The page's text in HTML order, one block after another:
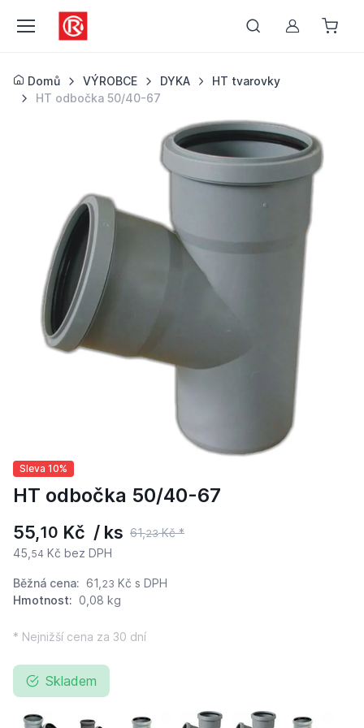
Můj účet
Domů VÝROBCE DYKA
HT tvarovky
HT odbočka 50/40-67
Sleva 10%
HT odbočka 50/40-67
55,10 Kč / ks 61,23Kč *
45, 54 Kč bez DPH
Běžná cena: 61, 23 Kč s DPH
Hmotnost: 0,08 kg
* Nejnižší cena za 30 dní
Skladem